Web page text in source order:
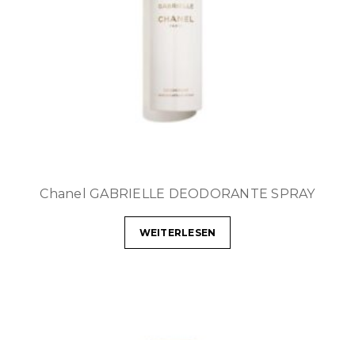
Chanel GABRIELLE DEODORANTE SPRAY
WEITERLESEN